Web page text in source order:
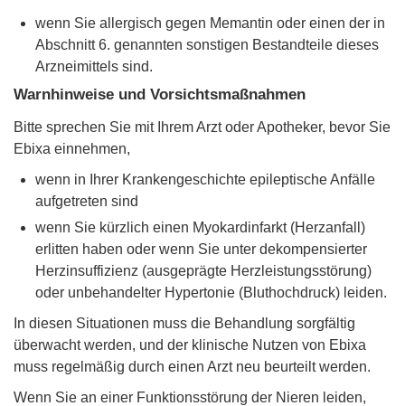
wenn Sie allergisch gegen Memantin oder einen der in
Abschnitt 6. genannten sonstigen Bestandteile dieses
Arzneimittels sind.
Warnhinweise und Vorsichtsmaßnahmen
Bitte sprechen Sie mit Ihrem Arzt oder Apotheker, bevor Sie
Ebixa einnehmen,
wenn in Ihrer Krankengeschichte epileptische Anfälle
aufgetreten sind
wenn Sie kürzlich einen Myokardinfarkt (Herzanfall)
erlitten haben oder wenn Sie unter dekompensierter
Herzinsuffizienz (ausgeprägte Herzleistungsstörung)
oder unbehandelter Hypertonie (Bluthochdruck) leiden.
In diesen Situationen muss die Behandlung sorgfältig
überwacht werden, und der klinische Nutzen von Ebixa
muss regelmäßig durch einen Arzt neu beurteilt werden.
Wenn Sie an einer Funktionsstörung der Nieren leiden,